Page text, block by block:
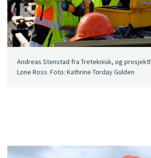
Andreas Stenstad fra Treteknisk, og
Lone Ross. Foto: Kathrine Torday Gulden